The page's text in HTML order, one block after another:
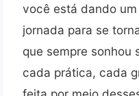
você está dando
jornada para se
que sempre sonhou
cada prática, cada